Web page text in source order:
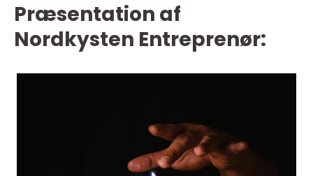
Præsentation af
Nordkysten Entreprenør: